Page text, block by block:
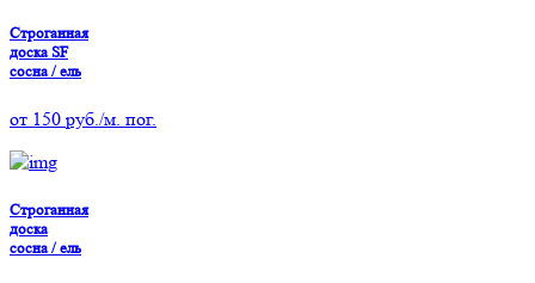
Строганная
доска SF
сосна / ель
от 150 руб./м. пог.
Строганная
доска
сосна / ель